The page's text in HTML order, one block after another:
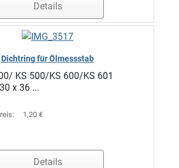
Details
Dichtring für Ölmessstab
KS 500/KS 600/KS 601
x 36 ...
1,20 €
Details